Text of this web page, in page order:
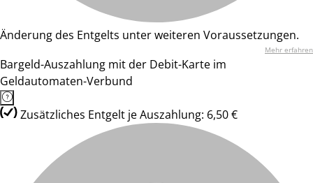
Änderung des Entgelts unter weiteren Voraussetzungen.
Mehr erfahren
Bargeld-Auszahlung mit der Debit-Karte im
Geldautomaten-Verbund
Zusätzliches Entgelt je Auszahlung: 6,50 €